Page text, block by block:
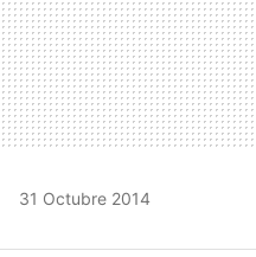
31 Octubre 2014